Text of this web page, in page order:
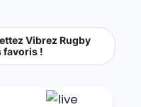
Vibrez Rugby
favoris !